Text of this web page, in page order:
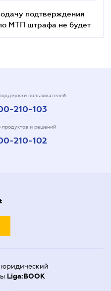
подтверждения
МТП штрафа не будет
пользователей
210-103
продуктов и решений
210-102
Liga:BOOK